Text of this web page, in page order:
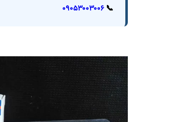
📞۰۹۰۵۳۰۰۳۰۰۶